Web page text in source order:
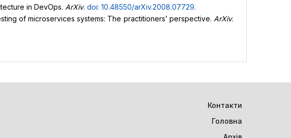
in DevOps. ArXiv. doi: 10.48550/arXiv.2008.07729.
of microservices systems: The practitioners’ perspective. ArXiv.
Контакти
Головна